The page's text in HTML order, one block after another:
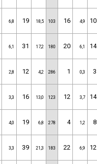
6,8 19 18,5 103 16 4,9 10
6,1 31 17,2 180 20 6,1 14
2,8 12 4,2 286 1 0,3 3
3,3 16 13,0 123 12 3,7 14
4,0 19 6,8 278 4 1,2 8
3,3 39 21,3 183 22 6,9 12